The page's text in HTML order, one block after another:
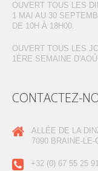
OUVERT TOUS LES
1 MAI AU 30
DE 10H À 18H00.
OUVERT TOUS LES
1ÈRE SEMAINE
CONTACTEZ-
ALLÉE DE LA
7090 BRAINE-LE-
+32 (0) 67 55 25